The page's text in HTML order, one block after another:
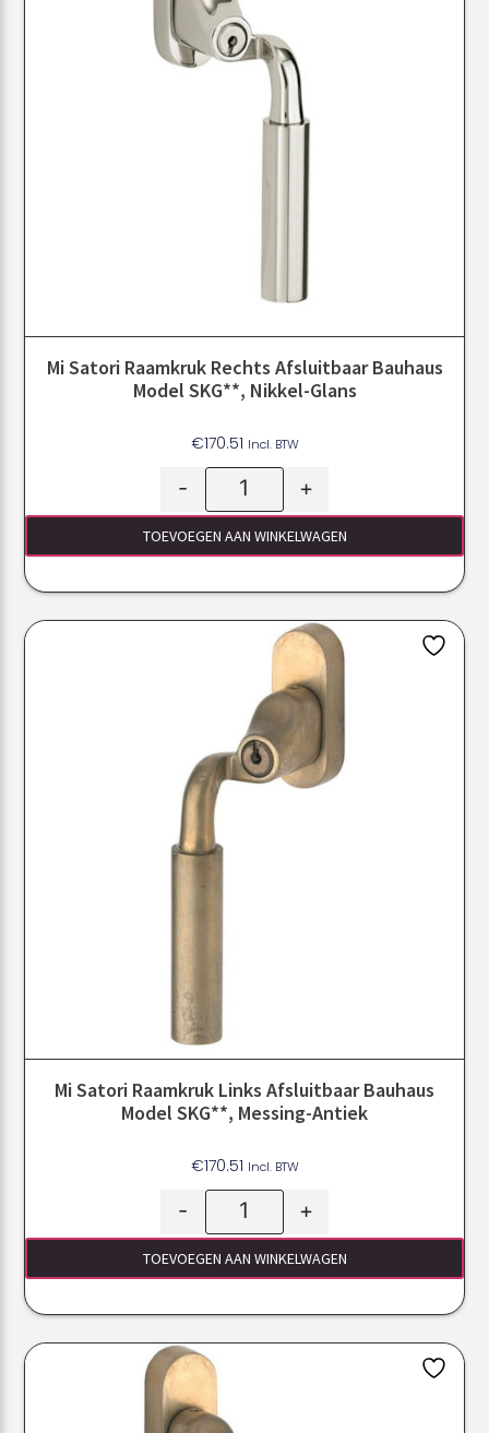
Mi Satori Raamkruk Rechts Afsluitbaar Bauhaus
Model SKG**, Nikkel-Glans
€170.51 Incl. BTW
- +
TOEVOEGEN AAN WINKELWAGEN
Mi Satori Raamkruk Links Afsluitbaar Bauhaus
Model SKG**, Messing-Antiek
€170.51 Incl. BTW
- +
TOEVOEGEN AAN WINKELWAGEN